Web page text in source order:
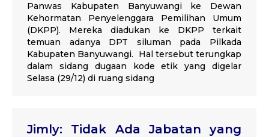
Panwas Kabupaten Banyuwangi ke Dewan
Kehormatan Penyelenggara Pemilihan Umum
(DKPP). Mereka diadukan ke DKPP terkait
temuan adanya DPT siluman pada Pilkada
Kabupaten Banyuwangi. Hal tersebut terungkap
dalam sidang dugaan kode etik yang digelar
Selasa (29/12) di ruang sidang
Jimly: Tidak Ada Jabatan yang